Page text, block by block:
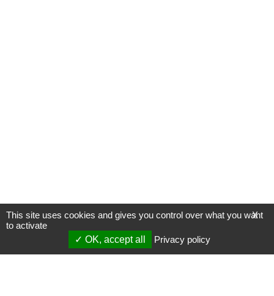
X
This site uses cookies and gives you control over what you want
to activate
OK, accept all
Privacy policy